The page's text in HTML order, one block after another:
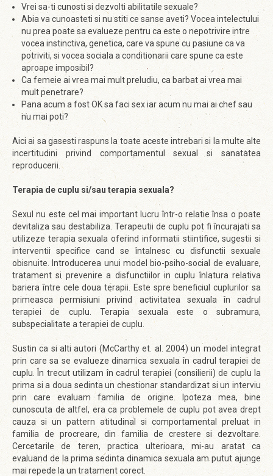
Vrei sa-ti cunosti si dezvolti abilitatile sexuale?
Abia va cunoasteti si nu stiti ce sanse aveti? Vocea intelectului
nu prea poate sa evalueze pentru ca este o nepotrivire intre
vocea instinctiva, genetica, care va spune cu pasiune ca va
potriviti, si vocea sociala a conditionarii care spune ca este
aproape imposibil?
Ca femeie ai vrea mai mult preludiu, ca barbat ai vrea mai
mult penetrare?
Pana acum a fost OK sa faci sex iar acum nu mai ai chef sau
nu mai poti?
Aici ai sa gasesti raspuns la toate aceste intrebari si la multe alte
incertitudini privind comportamentul sexual si sanatatea
reproducerii.
Terapia de cuplu si/sau terapia sexuala?
Sexul nu este cel mai important lucru într-o relatie însa o poate
devitaliza sau destabiliza. Terapeutii de cuplu pot fi încurajati sa
utilizeze terapia sexuala oferind informatii stiintifice, sugestii si
interventii specifice cand se întalnesc cu disfunctii sexuale
obisnuite. Introducerea unui model bio-psiho-social de evaluare,
tratament si prevenire a disfunctiilor in cuplu înlatura relativa
bariera între cele doua terapii. Este spre beneficiul cuplurilor sa
primeasca permisiuni privind activitatea sexuala în cadrul
terapiei de cuplu. Terapia sexuala este o subramura,
subspecialitate a terapiei de cuplu.
Sustin ca si alti autori (McCarthy et. al. 2004) un model integrat
prin care sa se evalueze dinamica sexuala în cadrul terapiei de
cuplu. În trecut utilizam în cadrul terapiei (consilierii) de cuplu la
prima si a doua sedinta un chestionar standardizat si un interviu
prin care evaluam familia de origine. Ipoteza mea, bine
cunoscuta de altfel, era ca problemele de cuplu pot avea drept
cauza si un pattern atitudinal si comportamental preluat in
familia de procreare, din familia de crestere si dezvoltare.
Cercetarile de teren, practica ulterioara, mi-au aratat ca
evaluand de la prima sedinta dinamica sexuala am putut ajunge
mai repede la un tratament corect.